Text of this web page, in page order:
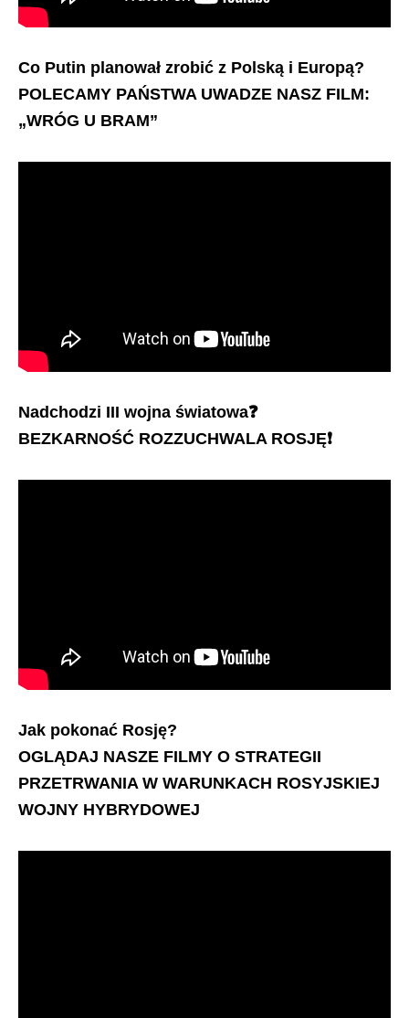
Co Putin planował zrobić z Polską i Europą?
POLECAMY PAŃSTWA UWADZE NASZ FILM:
„WRÓG U BRAM”
Nadchodzi III wojna światowa❓
BEZKARNOŚĆ ROZZUCHWALA ROSJĘ❗️
Jak pokonać Rosję?
OGLĄDAJ NASZE FILMY O STRATEGII
PRZETRWANIA W WARUNKACH ROSYJSKIEJ
WOJNY HYBRYDOWEJ